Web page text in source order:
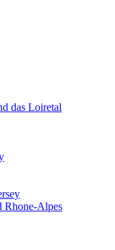
das Loiretal
Rhone-Alpes